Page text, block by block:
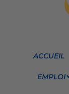
ACCUEIL
EMPLOI